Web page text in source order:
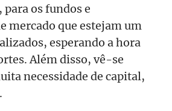
os fundos e
mercado que estejam um
esperando a hora
Além disso, vê-se
necessidade de capital,